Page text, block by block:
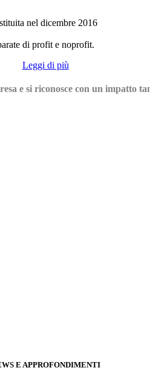
nel dicembre 2016
di profit e noprofit.
Leggi di più
e si riconosce con un impatto
E APPROFONDIMENTI